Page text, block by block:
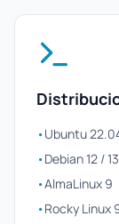
•Ubuntu
•Debian 12 / 13
•AlmaLinux 9
•Rocky Linux